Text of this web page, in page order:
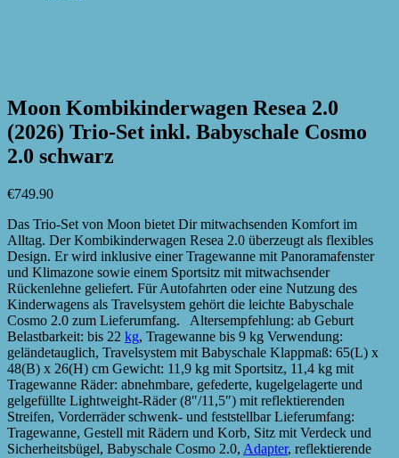
Moon Kombikinderwagen Resea 2.0
(2026) Trio-Set inkl. Babyschale Cosmo
2.0 schwarz
€749.90
Das Trio-Set von Moon bietet Dir mitwachsenden Komfort im
Alltag. Der Kombikinderwagen Resea 2.0 überzeugt als flexibles
Design. Er wird inklusive einer Tragewanne mit Panoramafenster
und Klimazone sowie einem Sportsitz mit mitwachsender
Rückenlehne geliefert. Für Autofahrten oder eine Nutzung des
Kinderwagens als Travelsystem gehört die leichte Babyschale
Cosmo 2.0 zum Lieferumfang. Altersempfehlung: ab Geburt
Belastbarkeit: bis 22 kg, Tragewanne bis 9 kg Verwendung:
geländetauglich, Travelsystem mit Babyschale Klappmaß: 65(L) x
48(B) x 26(H) cm Gewicht: 11,9 kg mit Sportsitz, 11,4 kg mit
Tragewanne Räder: abnehmbare, gefederte, kugelgelagerte und
gelgefüllte Lightweight-Räder (8″/11,5″) mit reflektierenden
Streifen, Vorderräder schwenk- und feststellbar Lieferumfang:
Tragewanne, Gestell mit Rädern und Korb, Sitz mit Verdeck und
Sicherheitsbügel, Babyschale Cosmo 2.0, Adapter, reflektierende